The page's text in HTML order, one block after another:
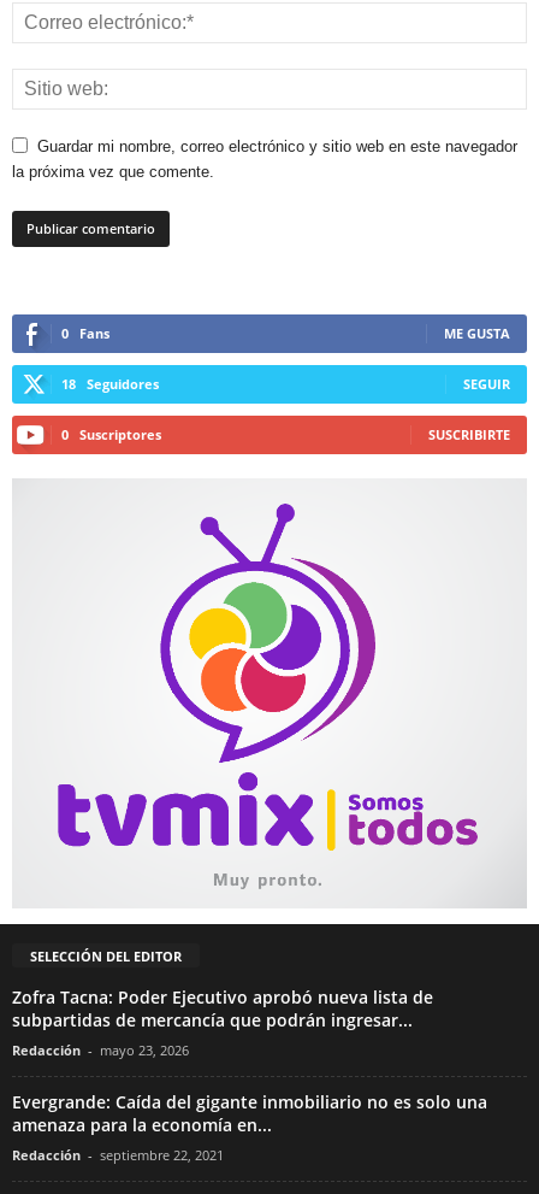
Guardar mi nombre, correo electrónico y sitio web en este navegador
la próxima vez que comente.
0 Fans ME GUSTA
18 Seguidores SEGUIR
0 Suscriptores SUSCRIBIRTE
SELECCIÓN DEL EDITOR
Zofra Tacna: Poder Ejecutivo aprobó nueva lista de
subpartidas de mercancía que podrán ingresar...
Redacción - mayo 23, 2026
Evergrande: Caída del gigante inmobiliario no es solo una
amenaza para la economía en...
Redacción - septiembre 22, 2021